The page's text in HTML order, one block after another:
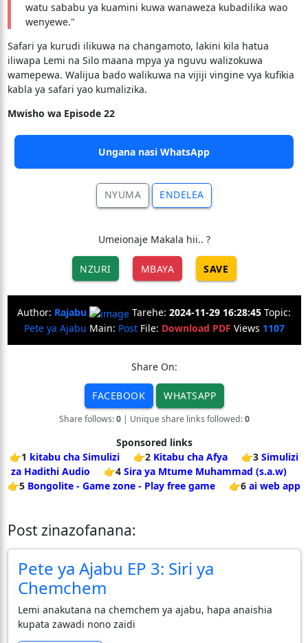
watu sababu ya kuamini kuwa wanaweza kubadilika wao
wenyewe."
Safari ya kurudi ilikuwa na changamoto, lakini kila hatua
iliwapa Lemi na Silo maana mpya ya nguvu walizokuwa
wamepewa. Walijua bado walikuwa na vijiji vingine vya kufikia
kabla ya safari yao kumalizika.
Mwisho wa Episode 22
Ungana nasi WhatsApp
NYUMA ENDELEA
Umeionaje Makala hii.. ?
NZURI MBAYA SAVE
Author: Rajabu Tarehe: 2024-11-29 16:28:45 Topic:
Pete ya Ajabu Main: PostFile: Download PDF Views 1107
Share On:
FACEBOOK WHATSAPP
Share follows:0| Unique share links followed:0
Sponsored links
👉1 kitabu cha Simulizi 👉2 Kitabu cha Afya 👉3 Simulizi
za Hadithi Audio
👉4 Sira ya Mtume Muhammad (s.a.w)
👉5 Bongolite - Game zone - Play free game 👉6 ai web app
Post zinazofanana:
Pete ya Ajabu EP 3: Siri ya
Chemchem
Lemi anakutana na chemchem ya ajabu, hapa anaishia
kupata zawadi nono zaidi